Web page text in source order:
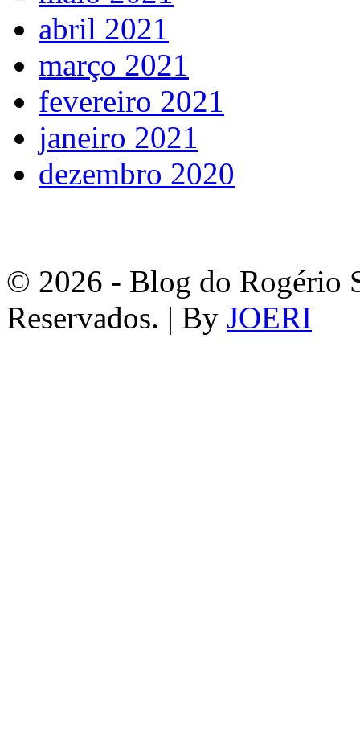
abril 2021
março 2021
fevereiro 2021
janeiro 2021
dezembro 2020
© 2026 - Blog do Rogério
Reservados. | By JOERI